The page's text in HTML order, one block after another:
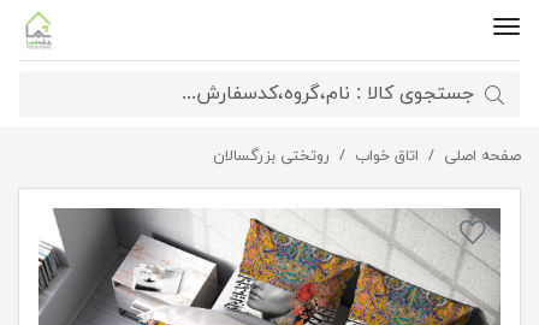
صفحه اصلی اتاق خواب روتختی بزرگسالان روتختی مدل رخساره